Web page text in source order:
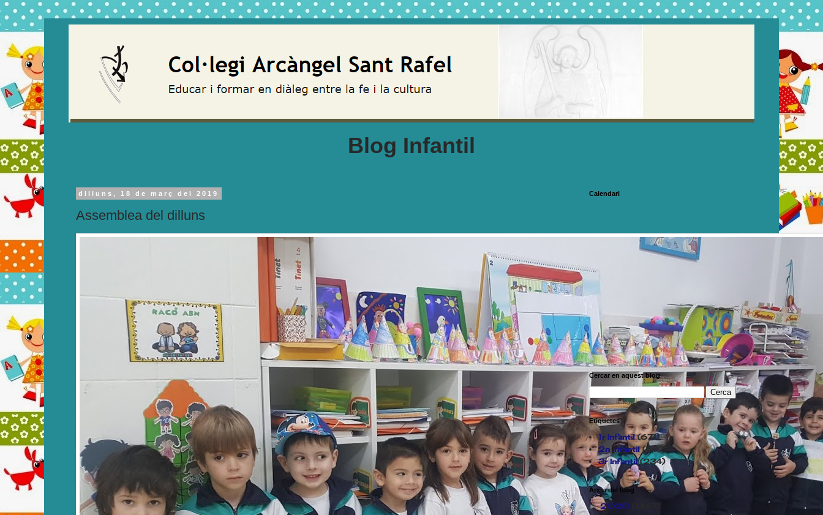
Blog Infantil
dilluns, 18 de març del 2019
Assemblea del dilluns
Calendari
Cercar en aquest blog
Etiquetes
1r Infantil (671)
2n Infantil (597)
3r Infantil (234)
Arxiu del blog
►2020